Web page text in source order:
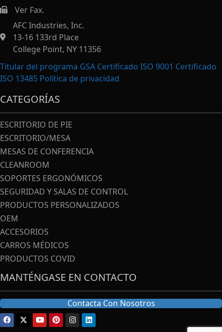
https://afcindustries.com/contact/#:~:text=Fax
Ver Fax.
AFC Industries, Inc.
13-16 133rd Place
College Point, NY 11356
Titular del programa GSA Certificado ISO 9001 Certificado
ISO 13485 Política de privacidad
CATEGORÍAS
ESCRITORIO DE PIE
ESCRITORIO/MESA
MESAS DE CONFERENCIA
CLEANROOM
SOPORTES ERGONÓMICOS
SEGURIDAD Y SALAS DE CONTROL
PRODUCTOS PERSONALIZADOS
OEM
ACCESORIOS
CARROS MÉDICOS
PRODUCTOS COVID
MANTÉNGASE EN CONTACTO
Contacta Con Nosotros